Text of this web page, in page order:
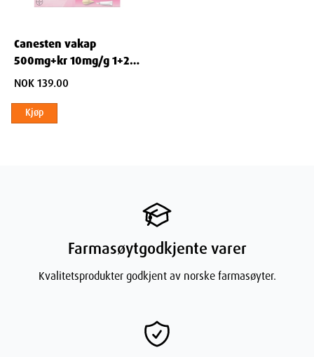
Canesten vakap
500mg+kr 10mg/g 1+20
KOMBPK
NOK 139.00
Kjøp
Farmasøytgodkjente varer
Kvalitetsprodukter godkjent av norske farmasøyter.